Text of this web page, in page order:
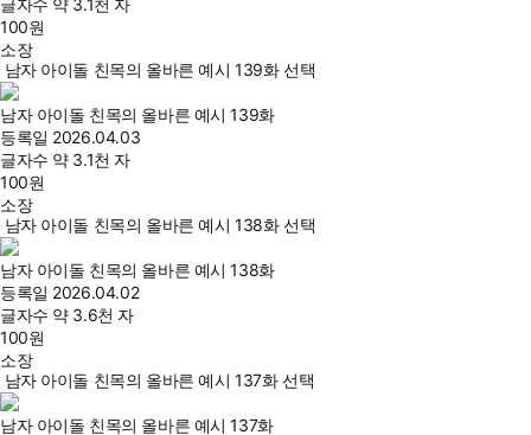
글자수 약 3.1천 자
100원
소장
남자 아이돌 친목의 올바른 예시 139화 선택
남자 아이돌 친목의 올바른 예시 139화
등록일 2026.04.03
글자수 약 3.1천 자
100원
소장
남자 아이돌 친목의 올바른 예시 138화 선택
남자 아이돌 친목의 올바른 예시 138화
등록일 2026.04.02
글자수 약 3.6천 자
100원
소장
남자 아이돌 친목의 올바른 예시 137화 선택
남자 아이돌 친목의 올바른 예시 137화